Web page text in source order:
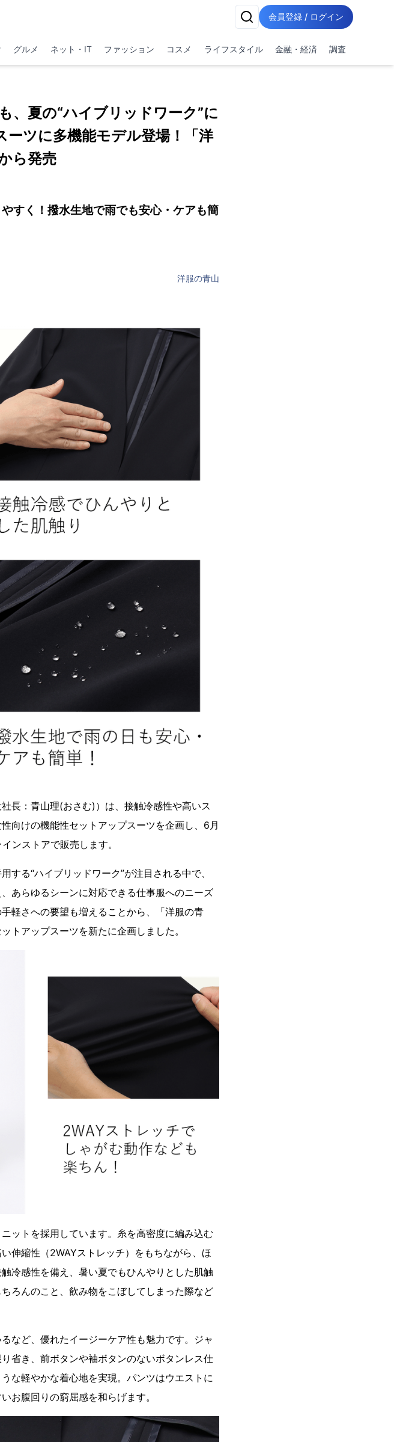
会員登録 / ログイン
グルメ ネット・IT ファッション コスメ ライフスタイル 金融・経済 調査
、夏の“ハイブリッドワーク”に
ツに多機能モデル登場！「洋
ら発売
すく！撥水生地で雨でも安心・ケアも簡
洋服の青山
長：青山理(おさむ)）は、接触冷感性や高いス
向けの機能性セットアップスーツを企画し、6月
ンストアで販売します。
る“ハイブリッドワーク”が注目される中で、
あらゆるシーンに対応できる仕事服へのニーズ
軽さへの要望も増えることから、「洋服の青
トアップスーツを新たに企画しました。
ットを採用しています。糸を高密度に編み込む
伸縮性（2WAYストレッチ）をもちながら、ほ
冷感性を備え、暑い夏でもひんやりとした肌触
ろんのこと、飲み物をこぼしてしまった際など
など、優れたイージーケア性も魅力です。ジャ
省き、前ボタンや袖ボタンのないボタンレス仕
な軽やかな着心地を実現。パンツはウエストに
お腹回りの窮屈感を和らげます。